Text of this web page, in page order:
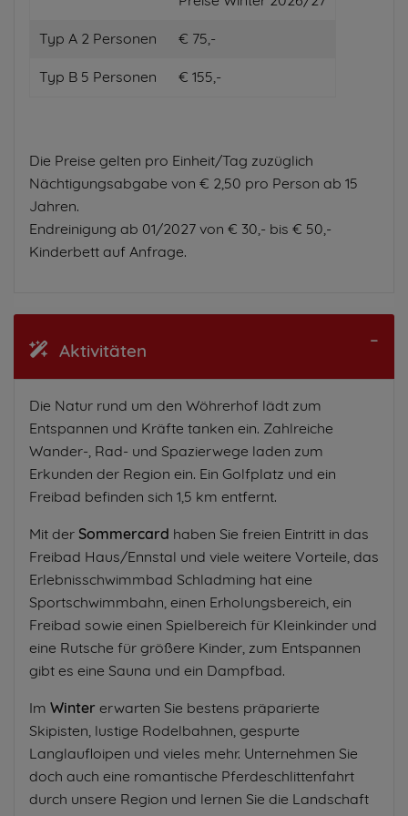
Typ A 2 Personen € 75,-
Typ B 5 Personen € 155,-
Die Preise gelten pro Einheit/Tag zuzüglich
Nächtigungsabgabe von € 2,50 pro Person ab 15
Jahren.
Endreinigung ab 01/2027 von € 30,- bis € 50,-
Kinderbett auf Anfrage.
Aktivitäten
Die Natur rund um den Wöhrerhof lädt zum
Entspannen und Kräfte tanken ein. Zahlreiche
Wander-, Rad- und Spazierwege laden zum
Erkunden der Region ein. Ein Golfplatz und ein
Freibad befinden sich 1,5 km entfernt.
Mit der Sommercard haben Sie freien Eintritt in das
Freibad Haus/Ennstal und viele weitere Vorteile, das
Erlebnisschwimmbad Schladming hat eine
Sportschwimmbahn, einen Erholungsbereich, ein
Freibad sowie einen Spielbereich für Kleinkinder und
eine Rutsche für größere Kinder, zum Entspannen
gibt es eine Sauna und ein Dampfbad.
Im Winter erwarten Sie bestens präparierte
Skipisten, lustige Rodelbahnen, gespurte
Langlaufloipen und vieles mehr. Unternehmen Sie
doch auch eine romantische Pferdeschlittenfahrt
durch unsere Region und lernen Sie die Landschaft